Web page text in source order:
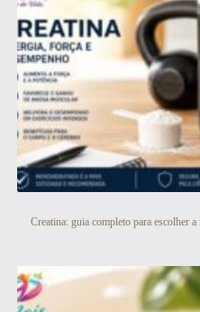
Creatina: guia completo para escolher